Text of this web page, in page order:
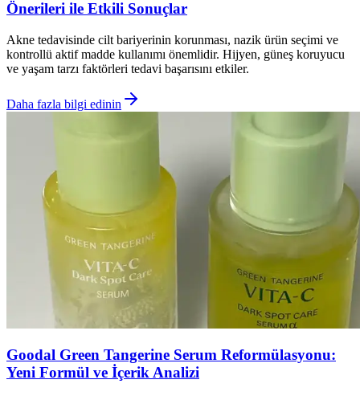
Önerileri ile Etkili Sonuçlar
Akne tedavisinde cilt bariyerinin korunması, nazik ürün seçimi ve
kontrollü aktif madde kullanımı önemlidir. Hijyen, güneş koruyucu
ve yaşam tarzı faktörleri tedavi başarısını etkiler.
Daha fazla bilgi edinin
Goodal Green Tangerine Serum Reformülasyonu:
Yeni Formül ve İçerik Analizi